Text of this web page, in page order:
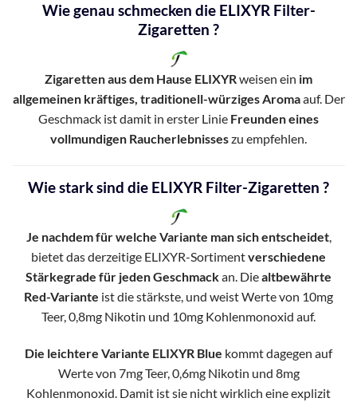
Wie genau schmecken die ELIXYR Filter-
Zigaretten ?
Zigaretten aus dem Hause ELIXYRweisen ein im
allgemeinen kräftiges, traditionell-würziges Aromaauf. Der
Geschmack ist damit in erster Linie Freunden eines
vollmundigen Raucherlebnisseszu empfehlen.
Wie stark sind die ELIXYR Filter-Zigaretten ?
Je nachdem für welche Variante man sich entscheidet,
bietet das derzeitige ELIXYR-Sortimentverschiedene
Stärkegrade für jeden Geschmackan. Diealtbewährte
Red-Variante ist die stärkste, und weist Werte von 10mg
Teer, 0,8mg Nikotin und 10mg Kohlenmonoxid auf.
Die leichtere Variante ELIXYR Blue kommt dagegen auf
Werte von 7mg Teer, 0,6mg Nikotin und 8mg
Kohlenmonoxid. Damit ist sie nicht wirklich eine explizit